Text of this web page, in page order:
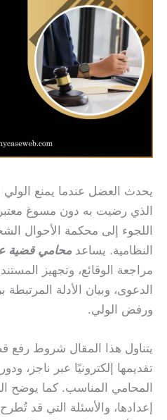
يحدث العضل عندما يمنع الولي
الذي رضيت به دون مسوغ
اللجوء إلى محكمة الأحوال
النظامية. يساعد محامي قضية
مراجعة الوقائع، وتجهيز
الدعوى، وبيان الأدلة
ورفض الولي.
يتناول هذا المقال شروط
تقديمها إلكترونيًا عبر ناجز،
المحامي المناسب. كما يوضح
إعدادها، والأسئلة التي قد